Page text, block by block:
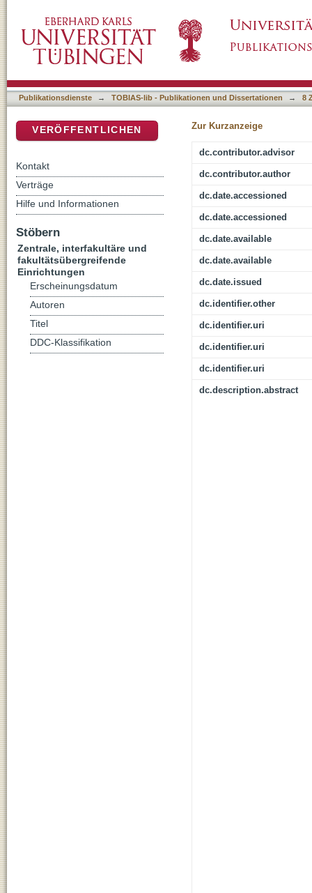
and its Homologues in the Filamentous
Publikationsdienste → TOBIAS-lib - Publikationen und Dissertationen → 8
Zur Kurzanzeige
dc.contributor.advisor
dc.contributor.author
dc.date.accessioned
dc.date.accessioned
dc.date.available
dc.date.available
dc.date.issued
dc.identifier.other
dc.identifier.uri
dc.identifier.uri
dc.identifier.uri
dc.description.abstract
VERÖFFENTLICHEN
Kontakt
Verträge
Hilfe und Informationen
Stöbern
Zentrale, interfakultäre und
fakultätsübergreifende
Einrichtungen
Erscheinungsdatum
Autoren
Titel
DDC-Klassifikation